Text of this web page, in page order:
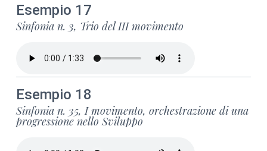
Esempio 17
Sinfonia n. 3, Trio del III movimento
Esempio 18
Sinfonia n. 35, I movimento, orchestrazione di una
progressione nello Sviluppo